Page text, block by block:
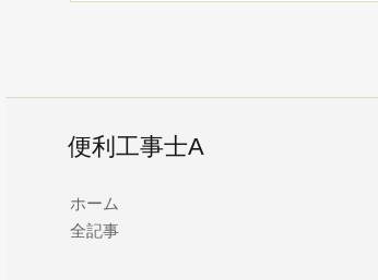
便利工事士A
ホーム
全記事